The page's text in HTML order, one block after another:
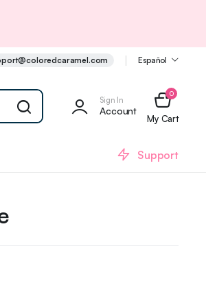
Español
Sign In
Account
0
My Cart
Support